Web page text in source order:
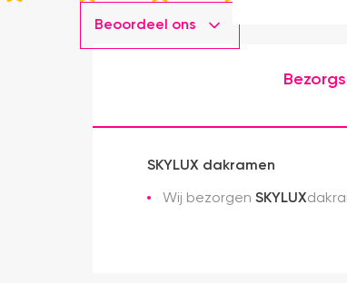
Beoordeel ons
SKYLUX dakramen
Wij bezorgen SKYLUX